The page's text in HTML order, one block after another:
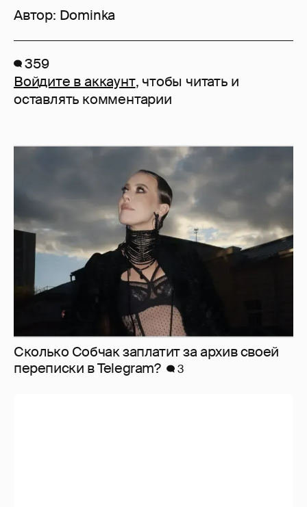
Автор: Dominka
359
Войдите в аккаунт, чтобы читать и
оставлять комментарии
Сколько Собчак заплатит за архив своей
перeписки в Telegram?
3